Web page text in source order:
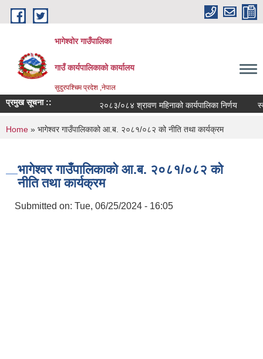
Skip to main content
भागेश्वोर गाउँपालिका
गाउँ कार्यपालिकाको कार्यालय
सुदुरपश्चिम प्रदेश ,नेपाल
प्रमुख सूचना :: २०८३/०८४ श्रावण महिनाको कार्यपालिका निर्णय
You are here
Home » भागेश्वर गाउँपालिकाको आ.ब. २०८१/०८२ को नीति तथा कार्यक्रम
भागेश्वर गाउँपालिकाको आ.ब. २०८१/०८२ को
नीति तथा कार्यक्रम
Submitted on: Tue, 06/25/2024 - 16:05